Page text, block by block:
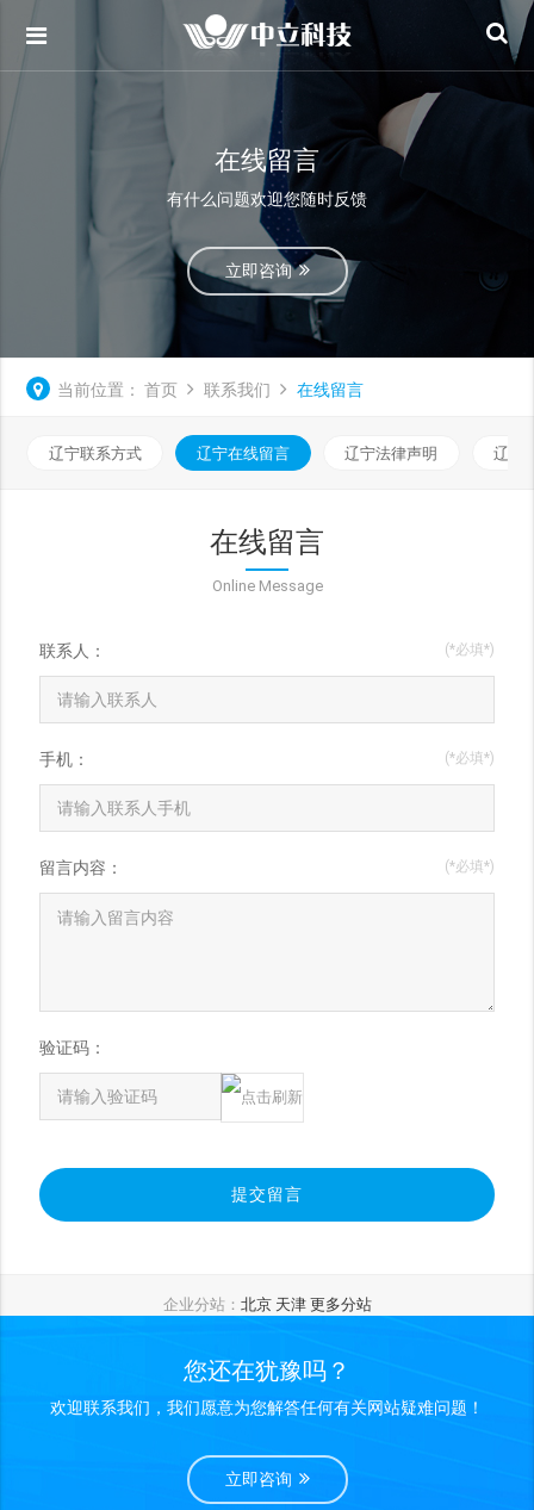
在线留言
有什么问题欢迎您随时反馈
立即咨询
当前位置： 首页 联系我们 在线留言
辽宁联系方式 辽宁在线留言 辽宁法律声明 辽宁
在线留言
Online Message
联系人： (*必填*)
手机： (*必填*)
留言内容： (*必填*)
验证码：
提交留言
企业分站： 北京 天津 更多分站
您还在犹豫吗？
欢迎联系我们，我们愿意为您解答任何有关网站疑难问题！
立即咨询